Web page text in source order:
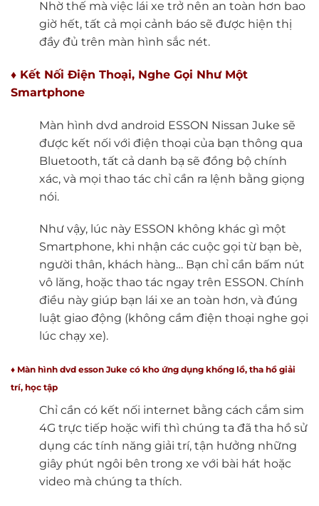
Nhờ thế mà việc lái xe trở nên an toàn hơn bao
giờ hết, tất cả mọi cảnh báo sẽ được hiện thị
đầy đủ trên màn hình sắc nét.
♦ Kết Nối Điện Thoại, Nghe Gọi Như Một
Smartphone
Màn hình dvd android ESSON Nissan Juke sẽ
được kết nối với điện thoại của bạn thông qua
Bluetooth, tất cả danh bạ sẽ đồng bộ chính
xác, và mọi thao tác chỉ cần ra lệnh bằng giọng
nói.
Như vậy, lúc này ESSON không khác gì một
Smartphone, khi nhận các cuộc gọi từ bạn bè,
người thân, khách hàng… Bạn chỉ cần bấm nút
vô lăng, hoặc thao tác ngay trên ESSON. Chính
điều này giúp bạn lái xe an toàn hơn, và đúng
luật giao động (không cầm điện thoại nghe gọi
lúc chạy xe).
♦ Màn hình dvd esson Juke có kho ứng dụng khổng lồ, tha hồ giải
trí, học tập
Chỉ cần có kết nối internet bằng cách cắm sim
4G trực tiếp hoặc wifi thì chúng ta đã tha hồ sử
dụng các tính năng giải trí, tận hưởng những
giây phút ngôi bên trong xe với bài hát hoặc
video mà chúng ta thích.